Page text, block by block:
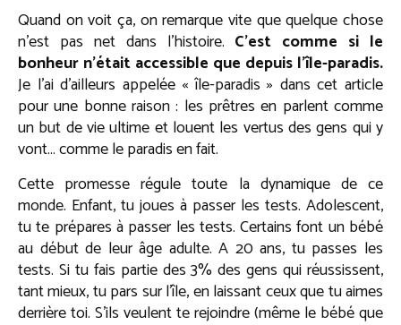
Quand on voit ça, on remarque vite que quelque chose
n’est pas net dans l’histoire. C’est comme si le
bonheur n’était accessible que depuis l’île-paradis.
Je l’ai d’ailleurs appelée « île-paradis » dans cet article
pour une bonne raison : les prêtres en parlent comme
un but de vie ultime et louent les vertus des gens qui y
vont… comme le paradis en fait.
Cette promesse régule toute la dynamique de ce
monde. Enfant, tu joues à passer les tests. Adolescent,
tu te prépares à passer les tests. Certains font un bébé
au début de leur âge adulte. A 20 ans, tu passes les
tests. Si tu fais partie des 3% des gens qui réussissent,
tant mieux, tu pars sur l’île, en laissant ceux que tu aimes
derrière toi. S’ils veulent te rejoindre (même le bébé que